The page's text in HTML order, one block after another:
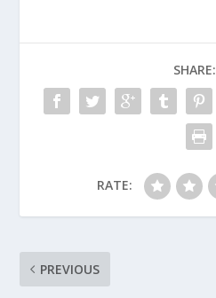
SHARE:
RATE:
PREVIOUS